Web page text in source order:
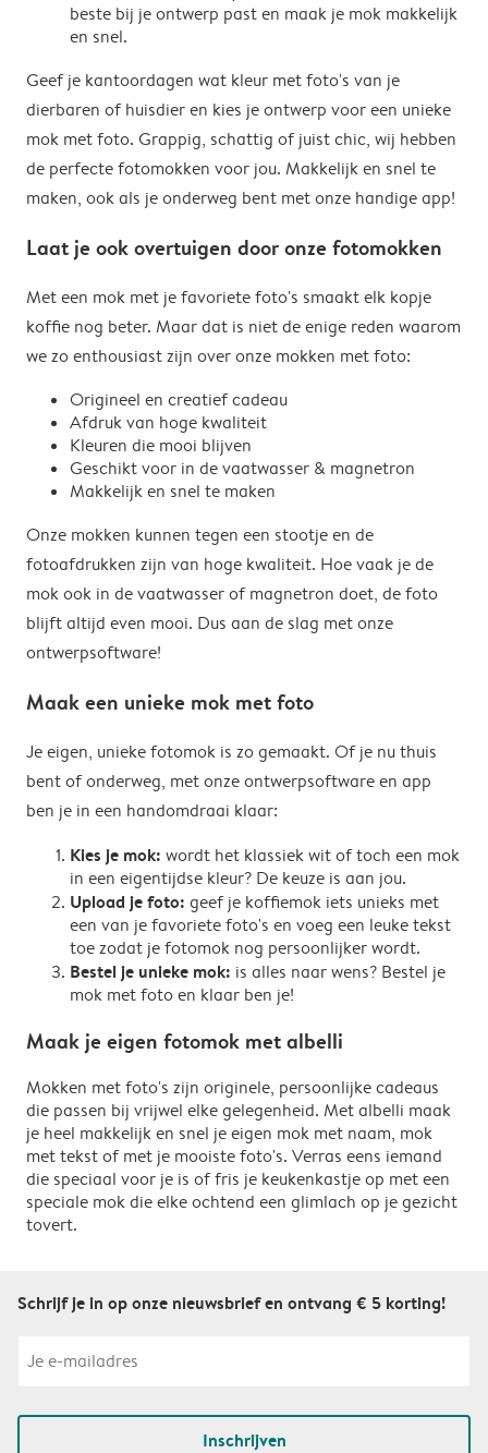
beste bij je ontwerp past en maak je mok makkelijk
en snel.
Geef je kantoordagen wat kleur met foto's van je
dierbaren of huisdier en kies je ontwerp voor een unieke
mok met foto. Grappig, schattig of juist chic, wij hebben
de perfecte fotomokken voor jou. Makkelijk en snel te
maken, ook als je onderweg bent met onze handige app!
Laat je ook overtuigen door onze fotomokken
Met een mok met je favoriete foto's smaakt elk kopje
koffie nog beter. Maar dat is niet de enige reden waarom
we zo enthousiast zijn over onze mokken met foto:
Origineel en creatief cadeau
Afdruk van hoge kwaliteit
Kleuren die mooi blijven
Geschikt voor in de vaatwasser & magnetron
Makkelijk en snel te maken
Onze mokken kunnen tegen een stootje en de
fotoafdrukken zijn van hoge kwaliteit. Hoe vaak je de
mok ook in de vaatwasser of magnetron doet, de foto
blijft altijd even mooi. Dus aan de slag met onze
ontwerpsoftware!
Maak een unieke mok met foto
Je eigen, unieke fotomok is zo gemaakt. Of je nu thuis
bent of onderweg, met onze ontwerpsoftware en app
ben je in een handomdraai klaar:
Kies je mok: wordt het klassiek wit of toch een mok
in een eigentijdse kleur? De keuze is aan jou.
Upload je foto: geef je koffiemok iets unieks met
een van je favoriete foto's en voeg een leuke tekst
toe zodat je fotomok nog persoonlijker wordt.
Bestel je unieke mok: is alles naar wens? Bestel je
mok met foto en klaar ben je!
Maak je eigen fotomok met albelli
Mokken met foto's zijn originele, persoonlijke cadeaus
die passen bij vrijwel elke gelegenheid. Met albelli maak
je heel makkelijk en snel je eigen mok met naam, mok
met tekst of met je mooiste foto's. Verras eens iemand
die speciaal voor je is of fris je keukenkastje op met een
speciale mok die elke ochtend een glimlach op je gezicht
tovert.
Schrijf je in op onze nieuwsbrief en ontvang € 5 korting!
Inschrijven